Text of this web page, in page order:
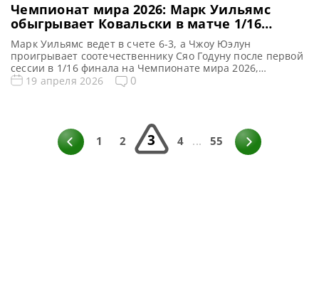
Чемпионат мира 2026: Марк Уильямс
обыгрывает Ковальски в матче 1/16
финала
Марк Уильямс ведет в счете 6-3, а Чжоу Юэлун
проигрывает соотечественнику Сяо Годуну после первой
сессии в 1/16 финала на Чемпионате мира 2026,
сообщает WST Марк Уильямс перехватил инициативу в
дебютанта […]
19 апреля 2026 0
1 2 3 4 ... 55